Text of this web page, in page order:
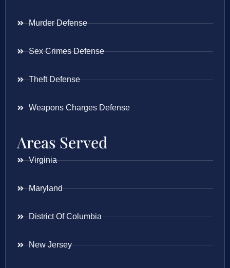
Murder Defense
Sex Crimes Defense
Theft Defense
Weapons Charges Defense
Areas Served
Virginia
Maryland
District Of Columbia
New Jersey